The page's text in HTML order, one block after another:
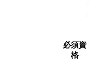
必須資
格